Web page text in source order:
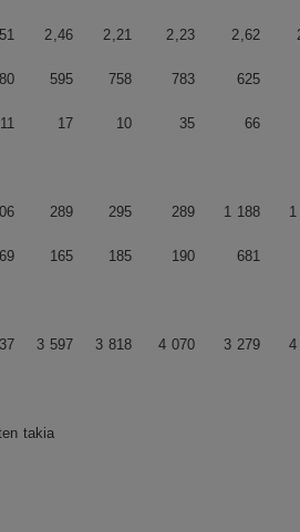
2,46 2,21 2,23 2,62
595 758 783 625
11 17 10 35 66
289 295 289 1 188
165 185 190 681
3 597 3 818 4 070 3 279 4
takia